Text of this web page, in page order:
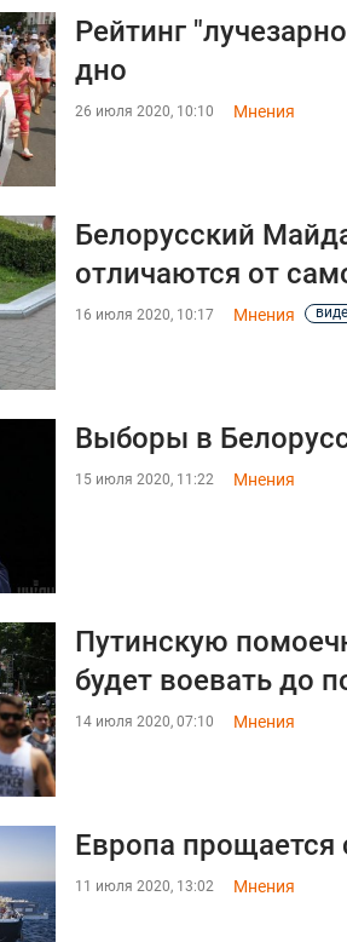
Рейтинг
дно
26 июля 2020, 10:10 Мнения
Белорусский
отличаются от
16 июля 2020, 10:17 Мнения
Выборы в
15 июля 2020, 11:22 Мнения
Путинскую
будет воевать до
14 июля 2020, 07:10 Мнения
Европа прощается
11 июля 2020, 13:02 Мнения